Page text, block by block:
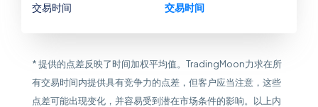
交易时间 交易时间
* 提供的点差反映了时间加权平均值。TradingMoon力求在所
有交易时间内提供具有竞争力的点差，但客户应当注意，这些
点差可能出现变化，并容易受到潜在市场条件的影响。以上内